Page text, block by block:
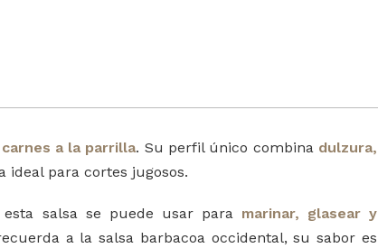
a la parrilla. Su perfil único combina dulzura,
ideal para cortes jugosos.
esta salsa se puede usar para marinar, glasear y
a la salsa barbacoa occidental, su sabor es